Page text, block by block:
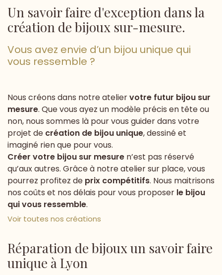
Un savoir faire d'exception dans la
création de bijoux sur-mesure.
Vous avez envie d’un bijou unique qui
vous ressemble ?
Nous créons dans notre ateliervotre futur bijou sur
mesure. Que vous ayez un modèle précis en tête ou
non, nous sommes là pour vous guider dans votre
projet de création de bijou unique, dessiné et
imaginé rien que pour vous.
Créer votre bijou sur mesure n’est pas réservé
qu’aux autres. Grâce à notre atelier sur place, vous
pourrez profitez de prix compétitifs. Nous maitrisons
nos coûts et nos délais pour vous proposer le bijou
qui vous ressemble.
Voir toutes nos créations
Réparation de bijoux un savoir faire
unique à Lyon